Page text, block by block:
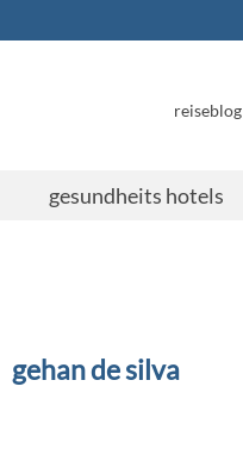
reiseblog
gesundheits hotels
gehan de silva